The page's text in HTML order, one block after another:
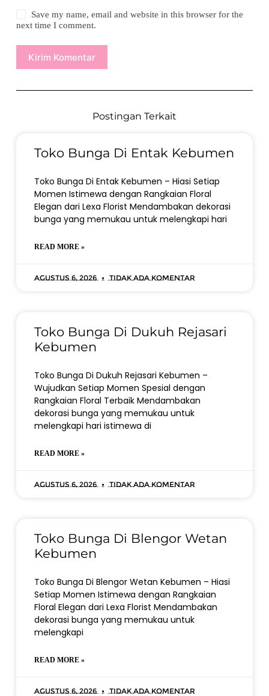
Save my name, email and website in this browser for the
next time I comment.
Kirim Komentar
Postingan Terkait
Toko Bunga Di Entak Kebumen
Toko Bunga Di Entak Kebumen – Hiasi Setiap
Momen Istimewa dengan Rangkaian Floral
Elegan dari Lexa Florist Mendambakan dekorasi
bunga yang memukau untuk melengkapi hari
READ MORE »
Agustus 6, 2026 Tidak ada komentar
Toko Bunga Di Dukuh Rejasari
Kebumen
Toko Bunga Di Dukuh Rejasari Kebumen –
Wujudkan Setiap Momen Spesial dengan
Rangkaian Floral Terbaik Mendambakan
dekorasi bunga yang memukau untuk
melengkapi hari istimewa di
READ MORE »
Agustus 6, 2026 Tidak ada komentar
Toko Bunga Di Blengor Wetan
Kebumen
Toko Bunga Di Blengor Wetan Kebumen – Hiasi
Setiap Momen Istimewa dengan Rangkaian
Floral Elegan dari Lexa Florist Mendambakan
dekorasi bunga yang memukau untuk
melengkapi
READ MORE »
Agustus 6, 2026 Tidak ada komentar